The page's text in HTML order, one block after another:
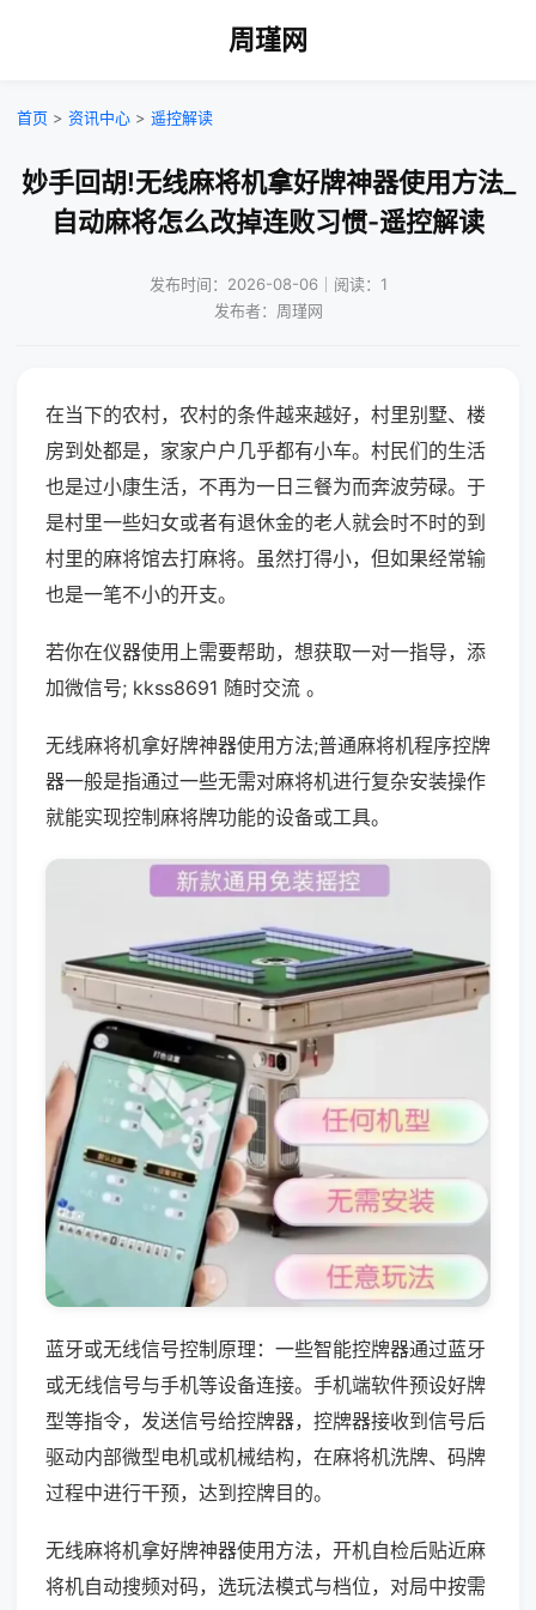
周瑾网
首页 > 资讯中心 > 遥控解读
妙手回胡!无线麻将机拿好牌神器使用方法_
自动麻将怎么改掉连败习惯-遥控解读
发布时间：2026-08-06｜阅读：1
发布者：周瑾网
在当下的农村，农村的条件越来越好，村里别墅、楼
房到处都是，家家户户几乎都有小车。村民们的生活
也是过小康生活，不再为一日三餐为而奔波劳碌。于
是村里一些妇女或者有退休金的老人就会时不时的到
村里的麻将馆去打麻将。虽然打得小，但如果经常输
也是一笔不小的开支。
若你在仪器使用上需要帮助，想获取一对一指导，添
加微信号; kkss8691 随时交流 。
无线麻将机拿好牌神器使用方法;普通麻将机程序控牌
器一般是指通过一些无需对麻将机进行复杂安装操作
就能实现控制麻将牌功能的设备或工具。
蓝牙或无线信号控制原理：一些智能控牌器通过蓝牙
或无线信号与手机等设备连接。手机端软件预设好牌
型等指令，发送信号给控牌器，控牌器接收到信号后
驱动内部微型电机或机械结构，在麻将机洗牌、码牌
过程中进行干预，达到控牌目的。
无线麻将机拿好牌神器使用方法，开机自检后贴近麻
将机自动搜频对码，选玩法模式与档位，对局中按需